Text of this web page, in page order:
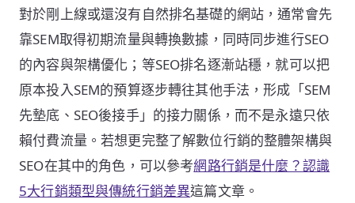
對於剛上線或還沒有自然排名基礎的網站，通常會先
靠SEM取得初期流量與轉換數據，同時同步進行SEO
的內容與架構優化；等SEO排名逐漸站穩，就可以把
原本投入SEM的預算逐步轉往其他手法，形成「SEM
先墊底、SEO後接手」的接力關係，而不是永遠只依
賴付費流量。若想更完整了解數位行銷的整體架構與
SEO在其中的角色，可以參考網路行銷是什麼？認識
5大行銷類型與傳統行銷差異這篇文章。